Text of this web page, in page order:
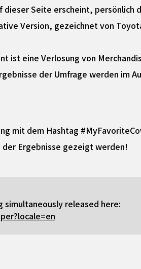
Seite erscheint, persönlich
Version, gezeichnet von
ist eine Verlosung von
der Umfrage werden im
mit dem Hashtag
Ergebnisse gezeigt werden!
simultaneously released here: